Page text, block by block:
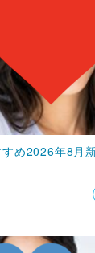
め2026年8月